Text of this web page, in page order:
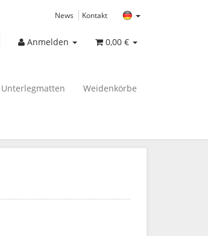
News Kontakt
Anmelden 0,00 €
Unterlegmatten Weidenkörbe